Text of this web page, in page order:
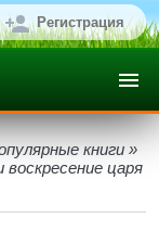
Регистрация
книги »
царя